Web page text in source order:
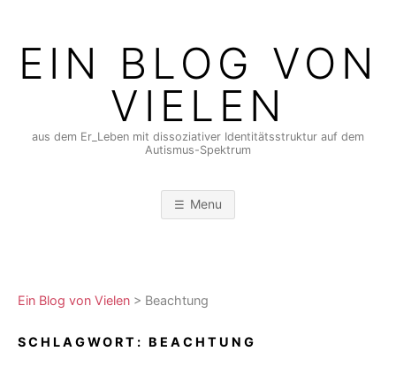
contentEIN BLOG VON
VIELEN
aus dem Er_Leben mit dissoziativer Identitätsstruktur auf dem
Autismus-Spektrum
Menu
Ein Blog von Vielen > Beachtung
SCHLAGWORT: BEACHTUNG